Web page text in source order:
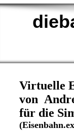
Virtuelle
von
für die